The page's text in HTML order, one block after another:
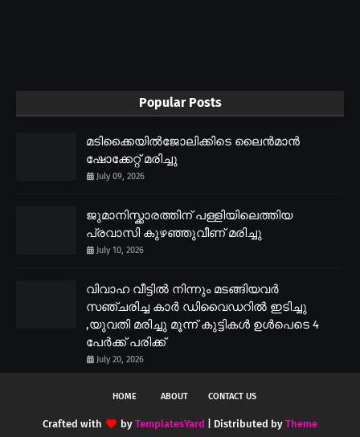
Popular Posts
മടിക്കൈയിൽജോലിക്കിടെ ലൈൻമാൻ
ഷോക്കേറ്റ് മരിച്ചു
July 09, 2026
ജുമാനിസ്ക്കാരത്തിന് പള്ളിയിലെത്തിയ
പ്രവാസി കുഴഞ്ഞുവീണ് മരിച്ചു
July 10, 2026
വിവാഹ വീട്ടിൽ നിന്നും മടങ്ങിയവർ
സഞ്ചരിച്ച കാർ ഡിവൈഡറിൽ ഇടിച്ചു
,യുവതി മരിച്ചു മൂന്ന് കുട്ടികൾ ഉൾപെടെ 4
പേർക്ക് പരിക്ക്
July 20, 2026
HOME ABOUT CONTACT US
Crafted with by TemplatesYard | Distributed by Theme